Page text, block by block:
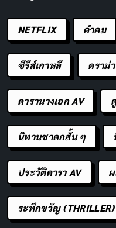
NETFLIX คำคม
ซีรีส์เกาหลี ดราม่
ดารานางเอก AV
นิทานชาดกสั้น ๆ
ประวัติดารา AV
ระทึกขวัญ (THRILLER)